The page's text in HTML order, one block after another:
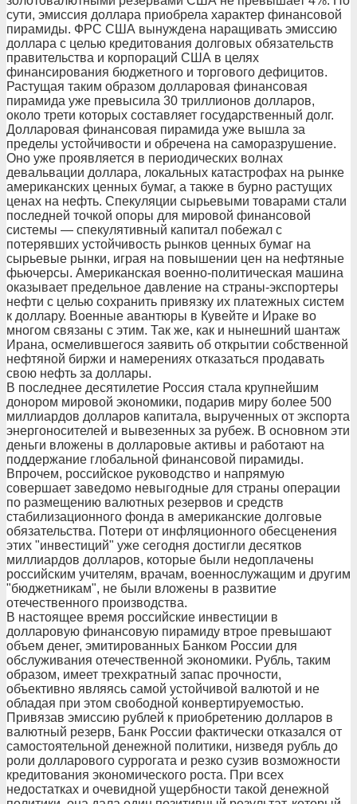
сути, эмиссия доллара приобрела характер финансовой
пирамиды. ФРС США вынуждена наращивать эмиссию
доллара с целью кредитования долговых обязательств
правительства и корпораций США в целях
финансирования бюджетного и торгового дефицитов.
Растущая таким образом долларовая финансовая
пирамида уже превысила 30 триллионов долларов,
около трети которых составляет государственный долг.
Долларовая финансовая пирамида уже вышла за
пределы устойчивости и обречена на саморазрушение.
Оно уже проявляется в периодических волнах
девальвации доллара, локальных катастрофах на рынке
американских ценных бумаг, а также в бурно растущих
ценах на нефть. Спекуляции сырьевыми товарами стали
последней точкой опоры для мировой финансовой
системы — спекулятивный капитал побежал с
потерявших устойчивость рынков ценных бумаг на
сырьевые рынки, играя на повышении цен на нефтяные
фьючерсы. Американская военно-политическая машина
оказывает предельное давление на страны-экспортеры
нефти с целью сохранить привязку их платежных систем
к доллару. Военные авантюры в Кувейте и Ираке во
многом связаны с этим. Так же, как и нынешний шантаж
Ирана, осмелившегося заявить об открытии собственной
нефтяной биржи и намерениях отказаться продавать
свою нефть за доллары.
В последнее десятилетие Россия стала крупнейшим
донором мировой экономики, подарив миру более 500
миллиардов долларов капитала, вырученных от экспорта
энергоносителей и вывезенных за рубеж. В основном эти
деньги вложены в долларовые активы и работают на
поддержание глобальной финансовой пирамиды.
Впрочем, российское руководство и напрямую
совершает заведомо невыгодные для страны операции
по размещению валютных резервов и средств
стабилизационного фонда в американские долговые
обязательства. Потери от инфляционного обесценения
этих "инвестиций" уже сегодня достигли десятков
миллиардов долларов, которые были недоплачены
российским учителям, врачам, военнослужащим и другим
"бюджетникам", не были вложены в развитие
отечественного производства.
В настоящее время российские инвестиции в
долларовую финансовую пирамиду втрое превышают
объем денег, эмитированных Банком России для
обслуживания отечественной экономики. Рубль, таким
образом, имеет трехкратный запас прочности,
объективно являясь самой устойчивой валютой и не
обладая при этом свободной конвертируемостью.
Привязав эмиссию рублей к приобретению долларов в
валютный резерв, Банк России фактически отказался от
самостоятельной денежной политики, низведя рубль до
роли долларового суррогата и резко сузив возможности
кредитования экономического роста. При всех
недостатках и очевидной ущербности такой денежной